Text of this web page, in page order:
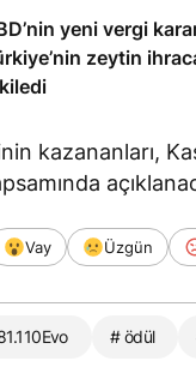
yeni vergi
zeytin
kazananları,
Vay Üzgün
# ödül